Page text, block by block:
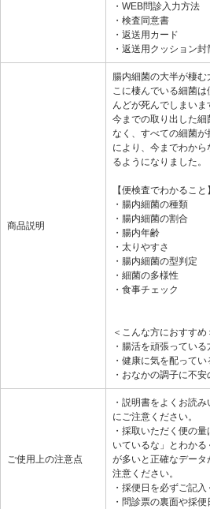
・WEB問診入力方法
・検査同意書
・返送用カード
・返送用クッション封
商品説明
腸内細菌の大半が棲
こに棲んでいる細菌
んどが死んでしまいま
今までの取り出した
なく、すべての細菌
により、今までわか
るようになりました。
【便検査でわかること】
・腸内細菌の種類
・腸内細菌の割合
・腸内年齢
・太りやすさ
・腸内細菌の型判定
・細菌の多様性
・食事チェック
＜こんな方におすすめ
・腸活を頑張っている
・健康に気を配ってい
・おなかの調子に不
ご使用上の注意点
・説明書をよくお読
にご注意ください。
・採取いただく便の
いているな」とわか
が多いと正確なデー
注意ください。
・採便日を必ずご記入
・問診票の裏面や採